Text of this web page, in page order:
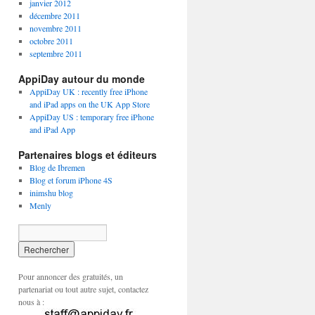
janvier 2012
décembre 2011
novembre 2011
octobre 2011
septembre 2011
AppiDay autour du monde
AppiDay UK : recently free iPhone
and iPad apps on the UK App Store
AppiDay US : temporary free iPhone
and iPad App
Partenaires blogs et éditeurs
Blog de Ibremen
Blog et forum iPhone 4S
inimshu blog
Menly
Pour annoncer des gratuités, un
partenariat ou tout autre sujet, contactez
nous à :